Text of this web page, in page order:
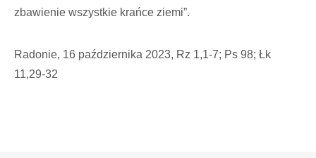
zbawienie wszystkie krańce ziemi”.
Radonie, 16 października 2023, Rz 1,1-7; Ps 98; Łk
11,29-32